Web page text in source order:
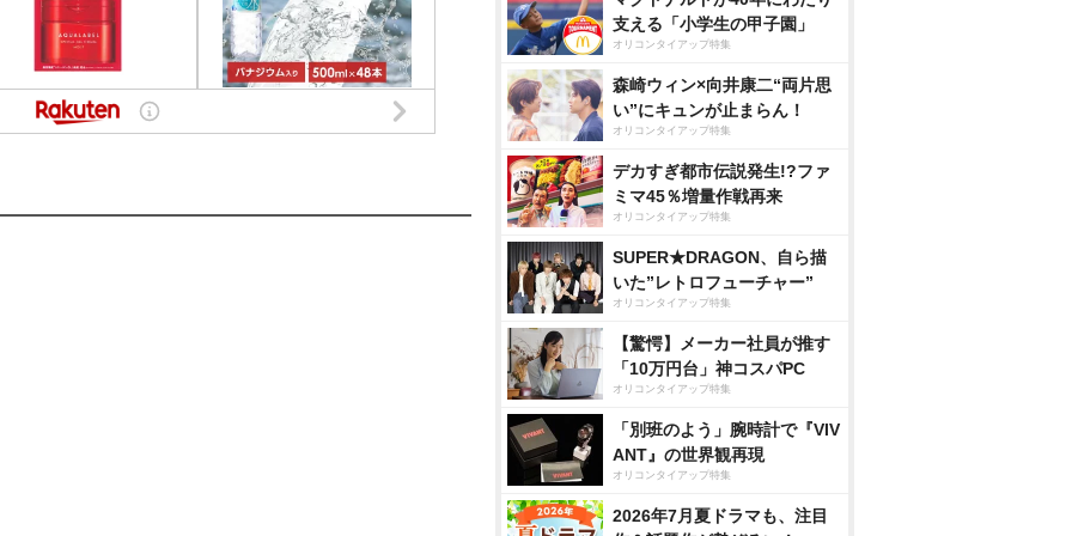
支える「小学生の甲子園」
オリコンタイアップ特集
森崎ウィン×向井康二“両片思
い”にキュンが止まらん！
オリコンタイアップ特集
デカすぎ都市伝説発生!?ファ
ミマ45％増量作戦再来
オリコンタイアップ特集
SUPER★DRAGON、自ら描
いた”レトロフューチャー”
オリコンタイアップ特集
【驚愕】メーカー社員が推す
「10万円台」神コスパPC
オリコンタイアップ特集
「別班のよう」腕時計で『VIV
ANT』の世界観再現
オリコンタイアップ特集
2026年7月夏ドラマも、注目